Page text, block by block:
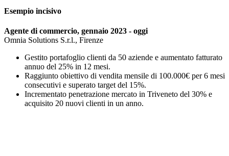
Esempio incisivo
Agente di commercio, gennaio 2023 - oggi
Omnia Solutions S.r.l., Firenze
Gestito portafoglio clienti da 50 aziende e aumentato fatturato
annuo del 25% in 12 mesi.
Raggiunto obiettivo di vendita mensile di 100.000€ per 6 mesi
consecutivi e superato target del 15%.
Incrementato penetrazione mercato in Triveneto del 30% e
acquisito 20 nuovi clienti in un anno.